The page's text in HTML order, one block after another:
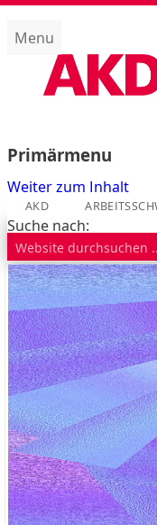
Menu
Amt für kirchliche
Primärmenu
Weiter zum Inhalt
AKD
Suche nach: